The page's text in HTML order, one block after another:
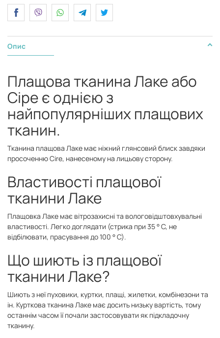
Опис
Плащова тканина Лаке або
Сіре є однією з
найпопулярніших плащових
тканин.
Тканина плащова Лаке має ніжний глянсовий блиск завдяки
просоченню Cire, нанесеному на лицьову сторону.
Властивості плащової
тканини Лаке
Плащовка Лаке має вітрозахисні та вологовідштовхувальні
властивості. Легко доглядати (стрика при 35 ° С, не
відбілювати, прасування до 100 ° С).
Що шиють із плащової
тканини Лаке?
Шиють з неї пуховики, куртки, плащі, жилетки, комбінезони та
ін. Курткова тканина Лаке має досить низьку вартість, тому
останнім часом її почали застосовувати як підкладочну
тканину.